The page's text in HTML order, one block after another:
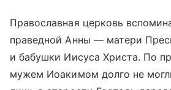
Православная церковь
праведной Анны — матери
и бабушки Иисуса Христа. По
мужем Иоакимом долго не